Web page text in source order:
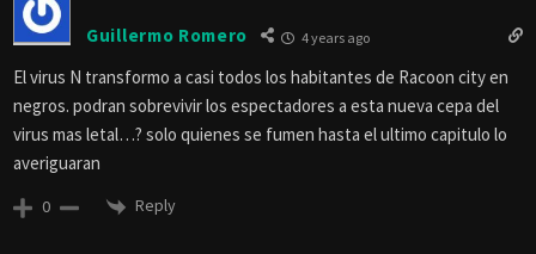
Guillermo Romero 4 years ago
El virus N transformo a casi todos los habitantes de Racoon city en
negros. podran sobrevivir los espectadores a esta nueva cepa del
virus mas letal…? solo quienes se fumen hasta el ultimo capitulo lo
averiguaran
0 Reply